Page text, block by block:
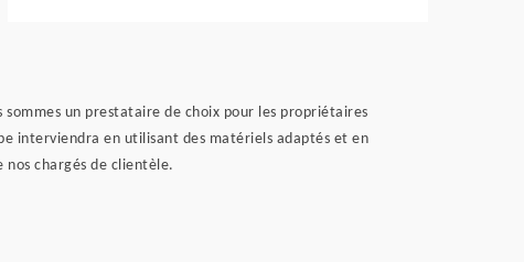
un prestataire de choix pour les propriétaires
interviendra en utilisant des matériels adaptés et en
chargés de clientèle.